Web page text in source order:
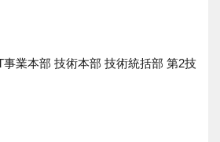
業本部 技術本部 技術統括部 第2技